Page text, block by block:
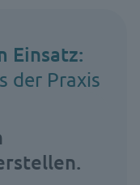
Einsatz:
der Praxis